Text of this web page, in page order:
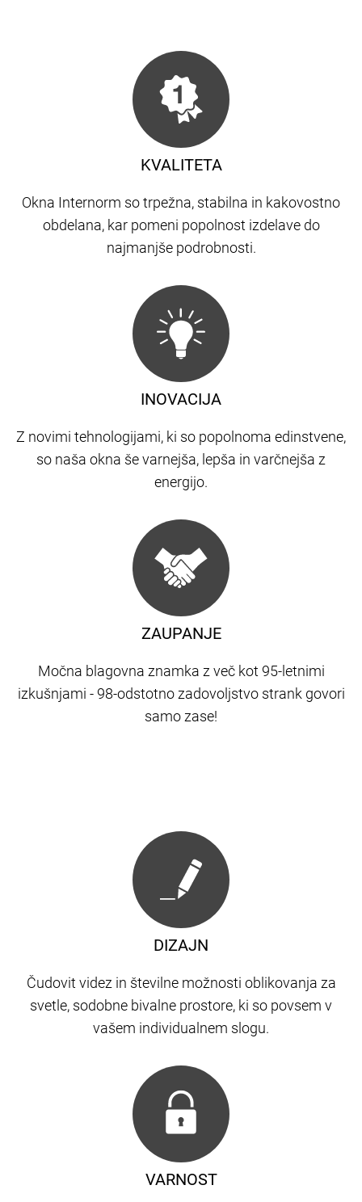
KVALITETA
Okna Internorm so trpežna, stabilna in kakovostno
obdelana, kar pomeni popolnost izdelave do
najmanjše podrobnosti.
ZAUPANJE
Močna blagovna znamka z več kot 95-letnimi
izkušnjami - 98-odstotno zadovoljstvo strank govori
samo zase!
INOVACIJA
Z novimi tehnologijami, ki so popolnoma edinstvene,
so naša okna še varnejša, lepša in varčnejša z
energijo.
DIZAJN
Čudovit videz in številne možnosti oblikovanja za
svetle, sodobne bivalne prostore, ki so povsem v
vašem individualnem slogu.
VARNOST